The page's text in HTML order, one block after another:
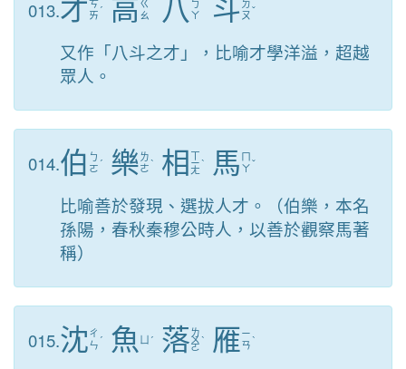
013.才ㄘ
ㄞ ˊ 高 ㄍ
ㄠ
八 ㄅ
ㄚ
斗 ㄉ
ㄡˇ
又作「八斗之才」，比喻才學洋溢，超越
眾人。
014.伯 ㄅ
ㄛ ˊ 樂ㄌ
ㄜˋ 相 ㄒ
ㄧ
ㄤ
ˋ 馬 ㄇ
ㄚˇ
比喻善於發現、選拔人才。（伯樂，本名
孫陽，春秋秦穆公時人，以善於觀察馬著
稱）
015.沈ㄔ
ㄣ ˊ 魚 ˊ 落ㄌ
ㄨ
ㄛ
ˋ 雁ㄧ
ㄢˋ